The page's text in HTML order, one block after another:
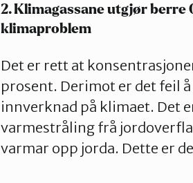
2. Klimagassane utgjør
klimaproblem
Det er rett at
prosent. Derimot er det feil
innverknad på klimaet. Det
varmestråling frå
varmar opp jorda. Dette er